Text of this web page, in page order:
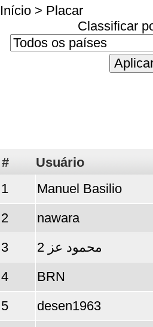
Início > Placar
Classificar
# Usuário
1
Manuel Basilio
2
nawara
3
محمود عز 2
4
BRN
5
desen1963